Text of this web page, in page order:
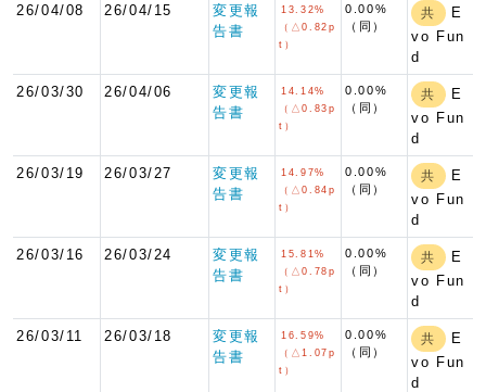
26/04/08 26/04/15
変更報
告書
13.32%
（△0.82p
t）
0.00%
（同）
共
E
vo Fun
d
26/03/30 26/04/06
変更報
告書
14.14%
（△0.83p
t）
0.00%
（同）
共
E
vo Fun
d
26/03/19 26/03/27
変更報
告書
14.97%
（△0.84p
t）
0.00%
（同）
共
E
vo Fun
d
26/03/16 26/03/24
変更報
告書
15.81%
（△0.78p
t）
0.00%
（同）
共
E
vo Fun
d
26/03/11 26/03/18
変更報
告書
16.59%
（△1.07p
t）
0.00%
（同）
共
E
vo Fun
d